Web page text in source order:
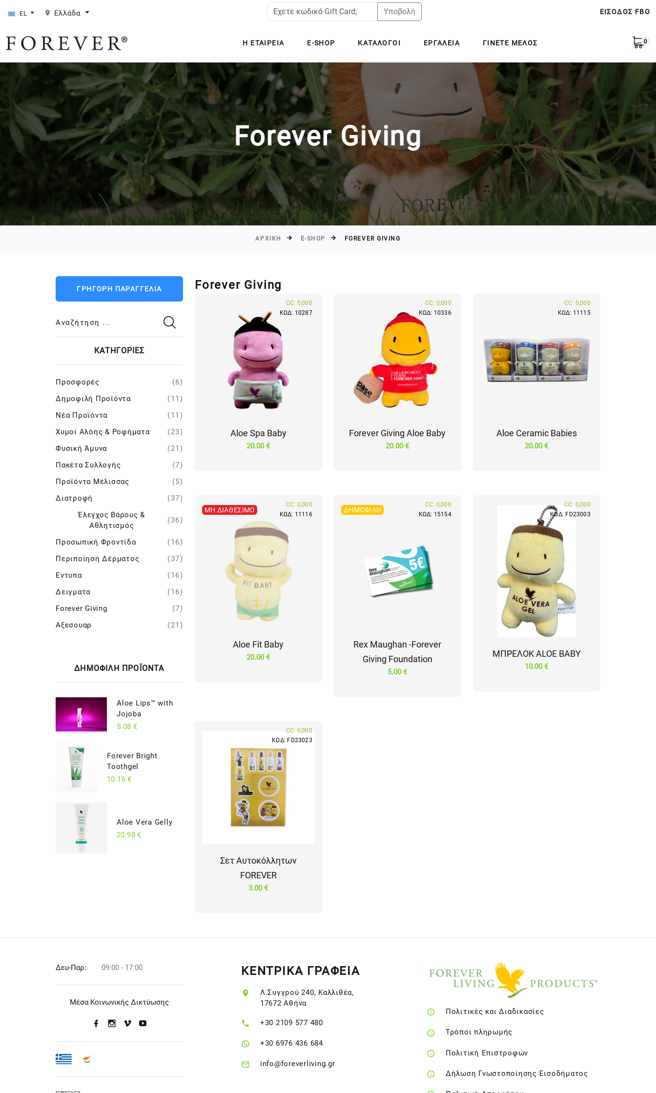
EL Ελλάδα Υποβολή ΕΙΣΟΔΟΣ FBO
H ΕΤΑΙΡΕΙΑ E-SHOP ΚΑΤΑΛΟΓΟΙ ΕΡΓΑΛΕΙΑ ΓΙΝΕΤΕ ΜΕΛΟΣ 0
Forever Giving
ΑΡΧΙΚΉ E-SHOP FOREVER GIVING
ΓΡΗΓΟΡΗ ΠΑΡΑΓΓΕΛΙΑ
Αναζήτηση ...
ΚΑΤΗΓΟΡΙΕΣ
Προσφορές
(6)
Δημοφιλή Προϊόντα
(11)
Nέα Προϊόντα
(11)
Χυμοί Αλόης & Ροφήματα
(23)
Φυσική Άμυνα
(21)
Πακέτα Συλλογής
(7)
Προϊόντα Μέλισσας
(5)
Διατροφή
(37)
Έλεγχος Βάρους &
Αθλητισμός
(36)
Προσωπική Φροντίδα
(16)
Περιποίηση Δέρματος
(37)
Εντυπα
(16)
Δειγματα
(16)
Forever Giving
(7)
Αξεσουαρ
(21)
ΔΗΜΟΦΙΛΗ ΠΡΟΪΟΝΤΑ
Aloe Lips™ with
Jojoba
5.08 €
Forever Bright
Toothgel
10.16 €
Aloe Vera Gelly
20.98 €
Forever Giving
Aloe Spa Baby
20.00 €
ΚΩΔ: 10287
CC: 0,000
Forever Giving Aloe Baby
20.00 €
ΚΩΔ: 10336
CC: 0,000
Aloe Ceramic Babies
20.00 €
ΚΩΔ: 11115
CC: 0,000
ΜΗ ΔΙΑΘΈΣΙΜΟ
Aloe Fit Baby
20.00 €
ΚΩΔ: 11116
CC: 0,000
ΔΗΜΟΦΙΛΉ
Rex Maughan -Forever
Giving Foundation
5.00 €
ΚΩΔ: 15154
CC: 0,000
ΜΠΡΕΛΟΚ ALOE BABY
10.00 €
ΚΩΔ: FD23003
CC: 0,000
Σετ Αυτοκόλλητων
FOREVER
3.00 €
ΚΩΔ: FD23023
CC: 0,000
Δευ-Παρ: 09:00 - 17:00
Μέσα Κοινωνικής Δικτύωσης
ΚΕΝΤΡΙΚΑ ΓΡΑΦΕΙΑ
Λ.Συγγρού 240, Καλλιθέα,
17672 Αθήνα
+30 2109 577 480
+30 6976 436 684
info@foreverliving.gr
Πολιτικές και Διαδικασίες
Τρόποι πληρωμής
Πολιτική Επιστροφών
Δήλωση Γνωστοποίησης Εισοδήματος